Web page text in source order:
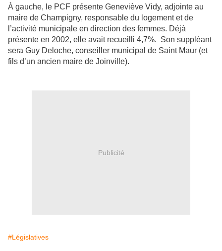
À gauche, le PCF présente Geneviève Vidy, adjointe au
maire de Champigny, responsable du logement et de
l’activité municipale en direction des femmes. Déjà
présente en 2002, elle avait recueilli 4,7%. Son suppléant
sera Guy Deloche, conseiller municipal de Saint Maur (et
fils d’un ancien maire de Joinville).
Publicité
#Législatives